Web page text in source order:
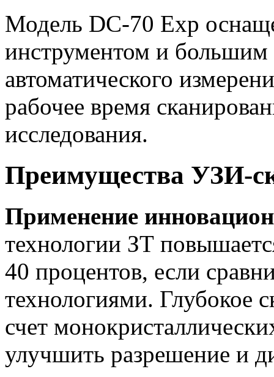
Модель DC-70 Exp
инструментом и большим
автоматического
рабочее время
исследования.
Преимущества УЗИ-
Применение
технологии ЗТ
40 процентов, если
технологиями. Глубокое
счет
улучшить разрешение и